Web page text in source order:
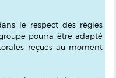
le respect des règles
pourra être adapté
reçues au moment